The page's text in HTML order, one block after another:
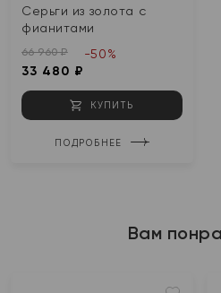
Серьги из золота с
фианитами
66 960 ₽
33 480 ₽
-50%
КУПИТЬ
ПОДРОБНЕЕ
Вам